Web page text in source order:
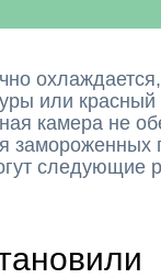
охлаждается,
или красный
камера не
замороженных
следующие